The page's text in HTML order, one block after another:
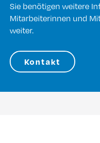
Sie benötigen weitere
Mitarbeiterinnen und
weiter.
Kontakt